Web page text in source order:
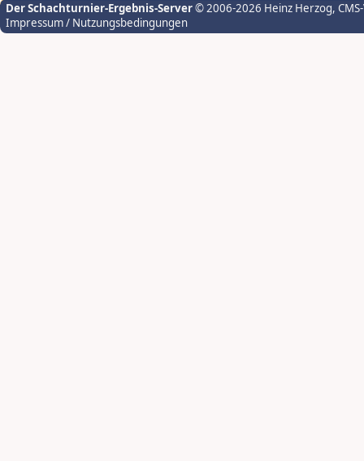
Der Schachturnier-Ergebnis-Server© 2006-2026 Heinz Herzog,
Impressum / Nutzungsbedingungen